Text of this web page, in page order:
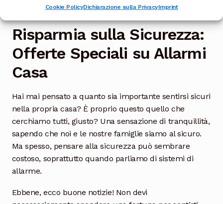
Cookie PolicyDichiarazione sulla PrivacyImprint
Risparmia sulla Sicurezza:
Offerte Speciali su Allarmi
Casa
Hai mai pensato a quanto sia importante sentirsi sicuri
nella propria casa? È proprio questo quello che
cerchiamo tutti, giusto? Una sensazione di tranquillità,
sapendo che noi e le nostre famiglie siamo al sicuro.
Ma spesso, pensare alla sicurezza può sembrare
costoso, soprattutto quando parliamo di sistemi di
allarme.
Ebbene, ecco buone notizie! Non devi